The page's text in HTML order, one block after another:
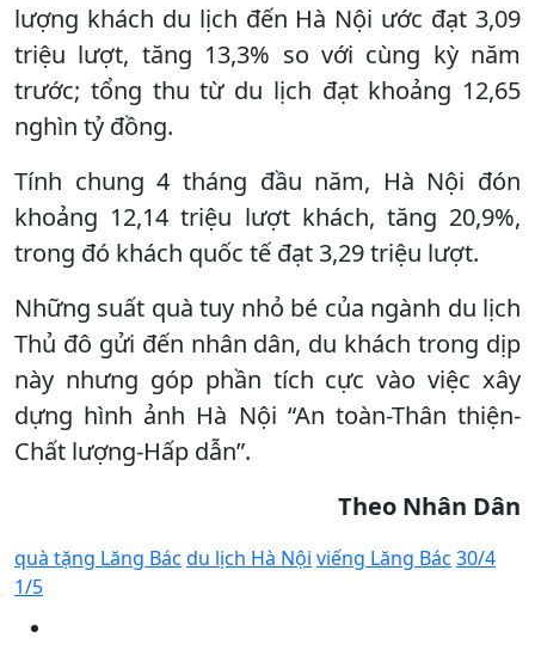
lượng khách du lịch đến Hà Nội ước đạt 3,09
triệu lượt, tăng 13,3% so với cùng kỳ năm
trước; tổng thu từ du lịch đạt khoảng 12,65
nghìn tỷ đồng.
Tính chung 4 tháng đầu năm, Hà Nội đón
khoảng 12,14 triệu lượt khách, tăng 20,9%,
trong đó khách quốc tế đạt 3,29 triệu lượt.
Những suất quà tuy nhỏ bé của ngành du lịch
Thủ đô gửi đến nhân dân, du khách trong dịp
này nhưng góp phần tích cực vào việc xây
dựng hình ảnh Hà Nội “An toàn-Thân thiện-
Chất lượng-Hấp dẫn”.
Theo Nhân Dân
quà tặng Lăng Bác du lịch Hà Nội viếng Lăng Bác 30/4
1/5